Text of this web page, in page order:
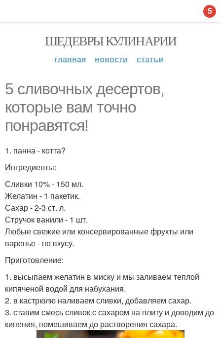
ШЕДЕВРЫ КУЛИНАРИИ
главная новости статьи
5 сливочных десертов,
которые вам точно
понравятся!
1. панна - котта?
Ингредиенты:
Сливки 10% - 150 мл.
Желатин - 1 пакетик.
Сахар - 2-3 ст. л.
Стручок ванили - 1 шт.
Любые свежие или консервированные фрукты или
варенье - по вкусу.
Приготовление:
1. высыпаем желатин в миску и мы заливаем теплой
кипяченой водой для набухания.
2. в кастрюлю наливаем сливки, добавляем сахар.
3. ставим смесь сливок с сахаром на плиту и доводим до
кипения, помешиваем до растворения сахара.
5